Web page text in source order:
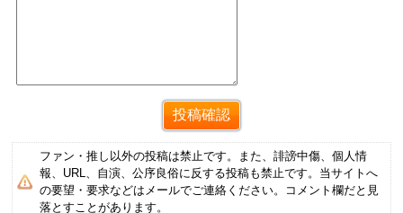
ファン・推し以外の投稿は禁止です。また、誹謗中傷、個人情
報、URL、自演、公序良俗に反する投稿も禁止です。当サイトへ
の要望・要求などはメールでご連絡ください。コメント欄だと見
落とすことがあります。